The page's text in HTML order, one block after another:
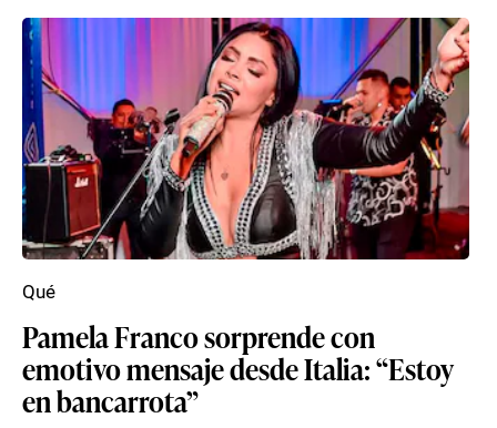
Pamela Franco sorprende con
emotivo mensaje desde Italia: “Estoy
en bancarrota”
Qué